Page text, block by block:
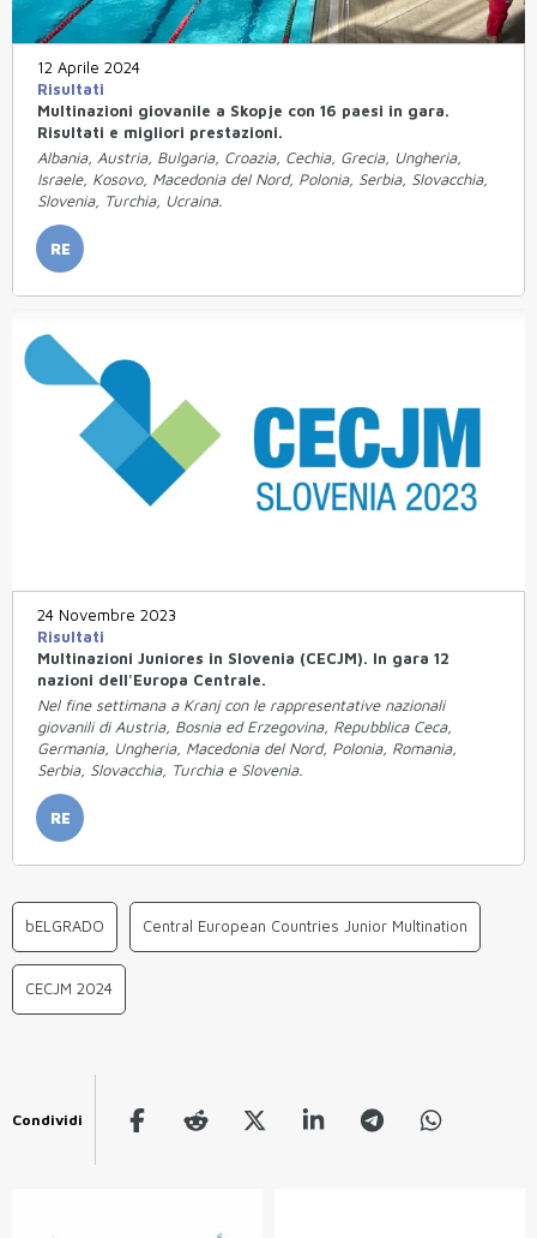
12 Aprile 2024
Risultati
Multinazioni giovanile a Skopje con 16 paesi in gara.
Risultati e migliori prestazioni.
Albania, Austria, Bulgaria, Croazia, Cechia, Grecia, Ungheria,
Israele, Kosovo, Macedonia del Nord, Polonia, Serbia, Slovacchia,
Slovenia, Turchia, Ucraina.
RE
24 Novembre 2023
Risultati
Multinazioni Juniores in Slovenia (CECJM). In gara 12
nazioni dell'Europa Centrale.
Nel fine settimana a Kranj con le rappresentative nazionali
giovanili di Austria, Bosnia ed Erzegovina, Repubblica Ceca,
Germania, Ungheria, Macedonia del Nord, Polonia, Romania,
Serbia, Slovacchia, Turchia e Slovenia.
RE
bELGRADO Central European Countries Junior Multination
CECJM 2024
Condividi